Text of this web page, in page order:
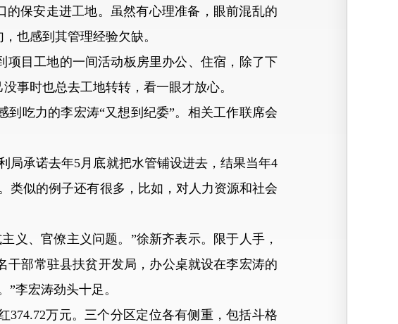
保安走进工地。虽然有心理准备，眼前混乱的
也感到其管理经验欠缺。
目工地的一间活动板房里办公、住宿，除了下
事时也总去工地转转，看一眼才放心。
吃力的李宏涛“又想到纪委”。相关工作联席会
承诺去年5月底就把水管铺设进去，结果当年4
类似的例子还有很多，比如，对人力资源和社会
、官僚主义问题。”徐新齐表示。限于人手，
部常驻县扶贫开发局，办公桌就设在李宏涛的
李宏涛劲头十足。
万元。三个分区定位各有侧重，包括斗格